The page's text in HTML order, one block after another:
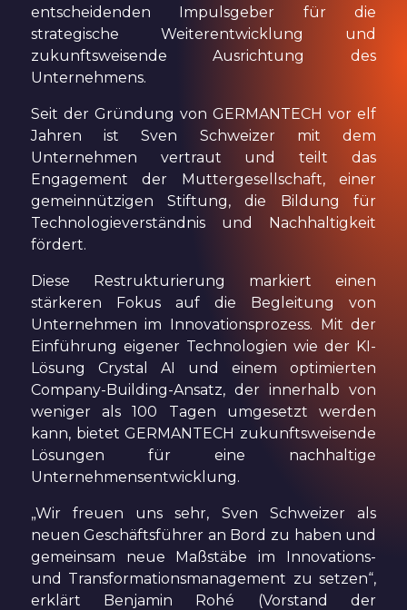
entscheidenden Impulsgeber für die
strategische Weiterentwicklung und
zukunftsweisende Ausrichtung des
Unternehmens.
Seit der Gründung von GERMANTECH vor elf
Jahren ist Sven Schweizer mit dem
Unternehmen vertraut und teilt das
Engagement der Muttergesellschaft, einer
gemeinnützigen Stiftung, die Bildung für
Technologieverständnis und Nachhaltigkeit
fördert.
Diese Restrukturierung markiert einen
stärkeren Fokus auf die Begleitung von
Unternehmen im Innovationsprozess. Mit der
Einführung eigener Technologien wie der KI-
Lösung Crystal AI und einem optimierten
Company-Building-Ansatz, der innerhalb von
weniger als 100 Tagen umgesetzt werden
kann, bietet GERMANTECH zukunftsweisende
Lösungen für eine nachhaltige
Unternehmensentwicklung.
„Wir freuen uns sehr, Sven Schweizer als
neuen Geschäftsführer an Bord zu haben und
gemeinsam neue Maßstäbe im Innovations-
und Transformationsmanagement zu setzen“,
erklärt Benjamin Rohé (Vorstand der